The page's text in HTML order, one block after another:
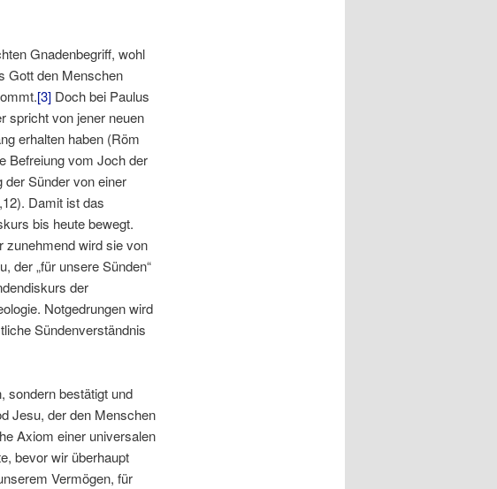
Gnadenbegriff, wohl
Gott den Menschen
[3]Doch bei Paulus
spricht von jener neuen
erhalten haben (Röm
Befreiung vom Joch der
Sünder von einer
Damit ist das
bis heute bewegt.
zunehmend wird sie von
der „für unsere Sünden“
der
Notgedrungen wird
Sündenverständnis
sondern bestätigt und
Jesu, der den Menschen
Axiom einer universalen
bevor wir überhaupt
Vermögen, für